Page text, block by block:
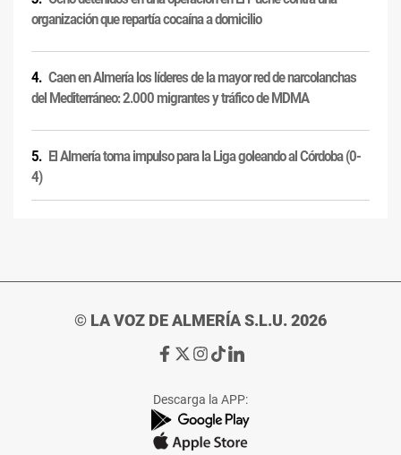
organización que repartía cocaína a domicilio
Caen en Almería los líderes de la mayor red de narcolanchas
del Mediterráneo: 2.000 migrantes y tráfico de MDMA
El Almería toma impulso para la Liga goleando al Córdoba (0-
4)
© LA VOZ DE ALMERÍA S.L.U. 2026
Ir
de
La
Voz
Ir
de
La
Voz
Ir
de
La
Voz
Ir
de
La
Voz
Ir
de
La
Voz
Descarga la APP: